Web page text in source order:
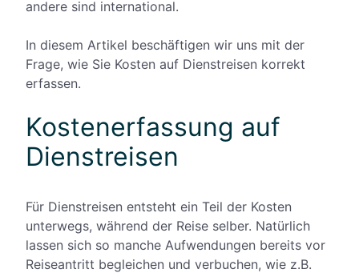
andere sind international.
In diesem Artikel beschäftigen wir uns mit der
Frage, wie Sie Kosten auf Dienstreisen korrekt
erfassen.
Kostenerfassung auf
Dienstreisen
Für Dienstreisen entsteht ein Teil der Kosten
unterwegs, während der Reise selber. Natürlich
lassen sich so manche Aufwendungen bereits vor
Reiseantritt begleichen und verbuchen, wie z.B.